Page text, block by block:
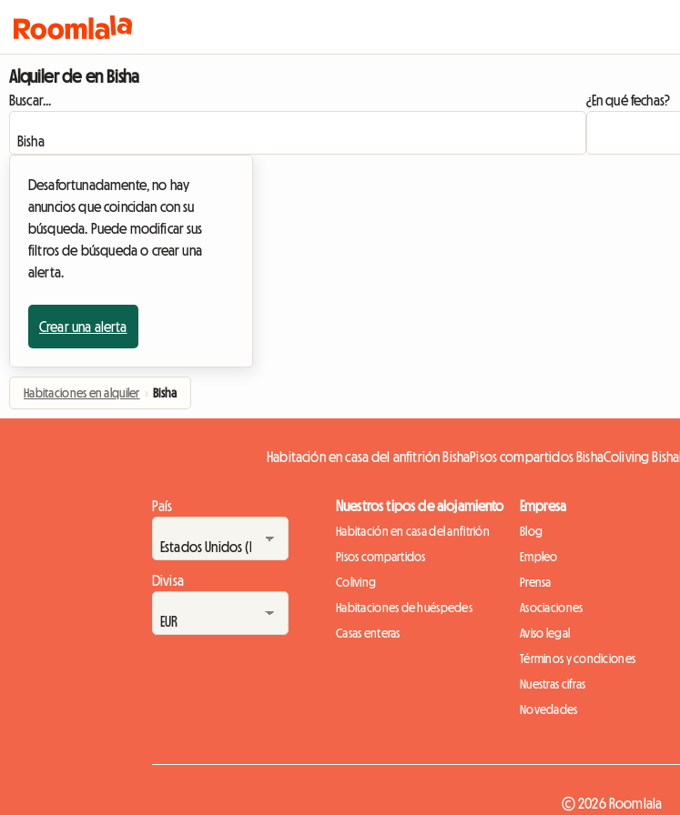
Alquiler de en Bisha
Buscar... ¿En qué fechas?
Desafortunadamente, no hay
anuncios que coincidan con su
búsqueda. Puede modificar sus
filtros de búsqueda o crear una
alerta.
Crear una alerta
Habitaciones en alquiler › Bisha
Habitación en casa del anfitrión BishaPisos compartidos BishaColiving Bisha
País
Divisa
Nuestros tipos de alojamiento
Habitación en casa del anfitrión
Pisos compartidos
Coliving
Habitaciones de huéspedes
Casas enteras
Empresa
Blog
Empleo
Prensa
Asociaciones
Aviso legal
Términos y condiciones
Nuestras cifras
Novedades
© 2026 Roomlala